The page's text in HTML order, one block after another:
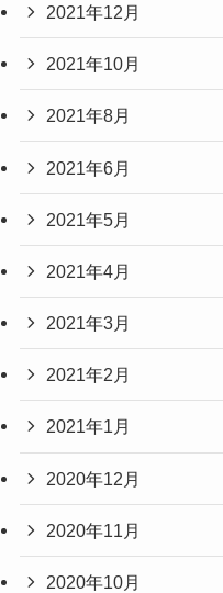
2021年12月
2021年10月
2021年8月
2021年6月
2021年5月
2021年4月
2021年3月
2021年2月
2021年1月
2020年12月
2020年11月
2020年10月